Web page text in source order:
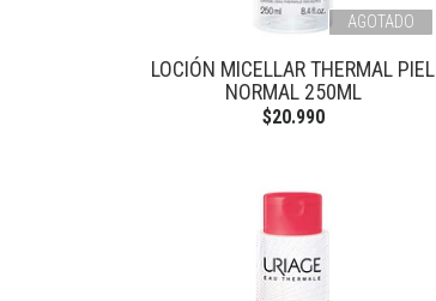
AGOTADO
LOCIÓN MICELLAR THERMAL PIEL
NORMAL 250ML
$20.990